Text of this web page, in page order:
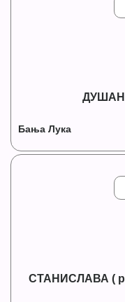
Бања Лука
СТАНИСЛАВА (